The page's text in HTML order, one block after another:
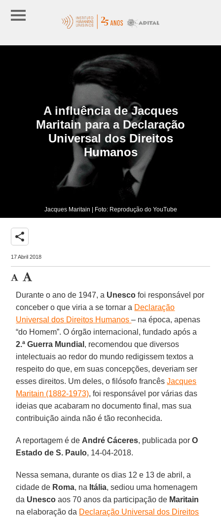
A influência de Jacques
Maritain para a Declaração
Universal dos Direitos
Humanos
Jacques Maritain | Foto: Reprodução do YouTube
share
17 Abril 2018
Durante o ano de 1947, a Unesco foi responsável por
conceber o que viria a se tornar a Declaração
Universal dos Direitos Humanos– na época, apenas
“do Homem”. O órgão internacional, fundado após a
2.ª Guerra Mundial , recomendou que diversos
intelectuais ao redor do mundo redigissem textos a
respeito do que, em suas concepções, deveriam ser
esses direitos. Um deles, o filósofo francêsJacques
Maritain (1882-1973), foi responsável por várias das
ideias que acabaram no documento final, mas sua
contribuição ainda não é tão reconhecida.
A reportagem é de André Cáceres, publicada porO
Estado de S. Paulo, 14-04-2018.
Nessa semana, durante os dias 12 e 13 de abril, a
cidade de Roma, na Itália, sediou uma homenagem
da Unesco aos 70 anos da participação de Maritain
na elaboração da Declaração Universal dos Direitos